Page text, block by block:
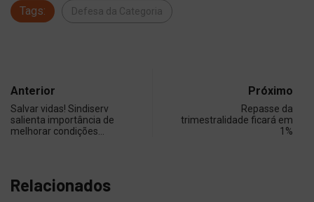
Tags: Defesa da Categoria
Anterior
Salvar vidas! Sindiserv
salienta importância de
melhorar condições…
Próximo
Repasse da
trimestralidade ficará em
1%
Relacionados